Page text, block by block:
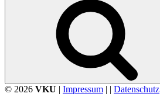
© 2026 VKU | Impressum | | Datenschutz